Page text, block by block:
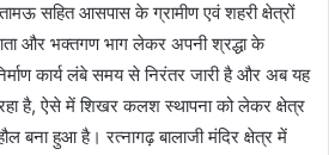
सहित आसपास के ग्रामीण एवं शहरी क्षेत्रों
और भक्तगण भाग लेकर अपनी श्रद्धा के
कार्य लंबे समय से निरंतर जारी है और अब यह
है, ऐसे में शिखर कलश स्थापना को लेकर क्षेत्र
बना हुआ है। रत्नागढ़ बालाजी मंदिर क्षेत्र में